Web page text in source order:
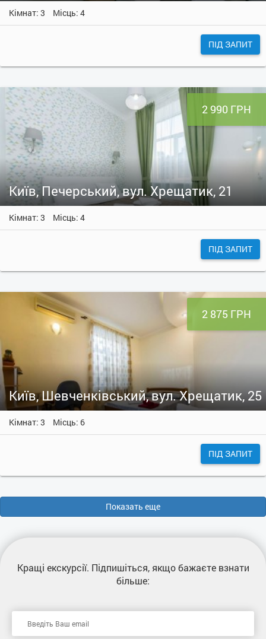
Кімнат: 3 Місць: 4
ПІД ЗАПИТ
2 990 ГРН
Київ, Печерський, вул. Хрещатик, 21
Кімнат: 3 Місць: 4
ПІД ЗАПИТ
2 875 ГРН
Київ, Шевченківський, вул. Хрещатик, 25
Кімнат: 3 Місць: 6
ПІД ЗАПИТ
Показать еще
Кращі екскурсії. Підпишіться, якщо бажаєте взнати
більше: